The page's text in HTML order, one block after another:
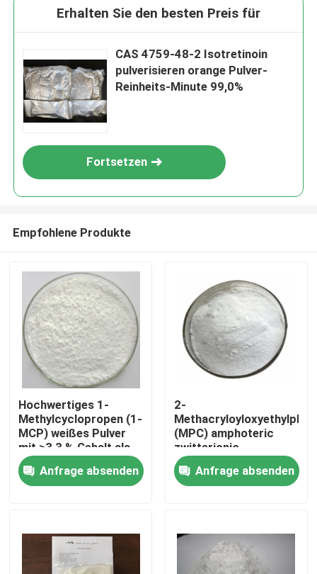
Haus
Videos
Erhalten Sie den besten Preis für
CAS 4759-48-2 Isotretinoin
pulverisieren orange Pulver-
Reinheits-Minute 99,0%
Fortsetzen
Empfohlene Produkte
Hochwertiges 1-
Methylcyclopropen (1-
MCP) weißes Pulver
mit ≥3,3 % Gehalt als
effektiver Ethylen-
Inhibitor zur
Frischhaltung
Anfrage absenden
2-
(MPC) amphoteric
zwitterionic
methacrylate
monomer mit einer
Phosphocholine-
ausgezeichnete
Biokompatibilität
geringe Toxizität
Anfrage absenden